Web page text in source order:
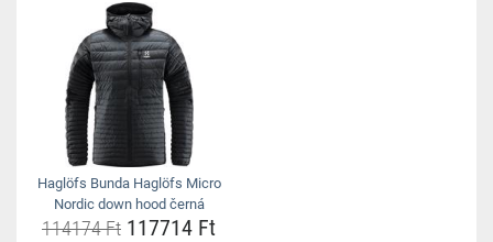
Haglöfs Bunda Haglöfs Micro
Nordic down hood černá
114174 Ft 117714 Ft